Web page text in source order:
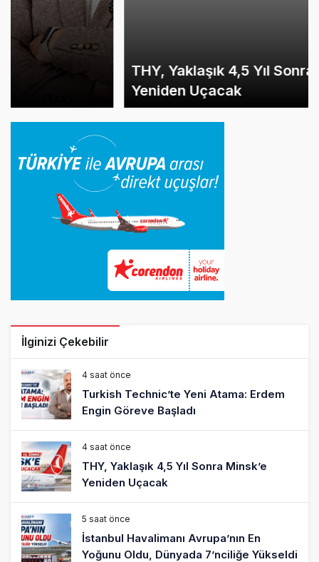
THY, Yaklaşık 4,5 Yıl Sonra Minsk’e
İlginizi Çekebilir
4 saat önce
Turkish Technic’te Yeni Atama: Erdem
Engin Göreve Başladı
4 saat önce
THY, Yaklaşık 4,5 Yıl Sonra Minsk’e
Yeniden Uçacak
5 saat önce
İstanbul Havalimanı Avrupa’nın En
Yoğunu Oldu, Dünyada 7’nciliğe Yükseldi